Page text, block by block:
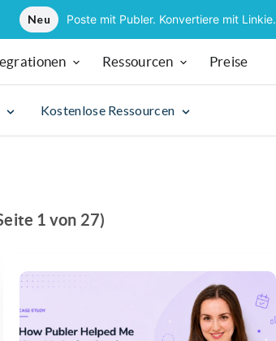
Neu Poste mit Publer. Konvertiere mit Linkie.
Ressourcen Preise
Kostenlose Ressourcen
1 von 27)